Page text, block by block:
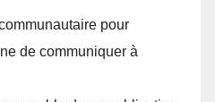
communautaire pour
de communiquer à